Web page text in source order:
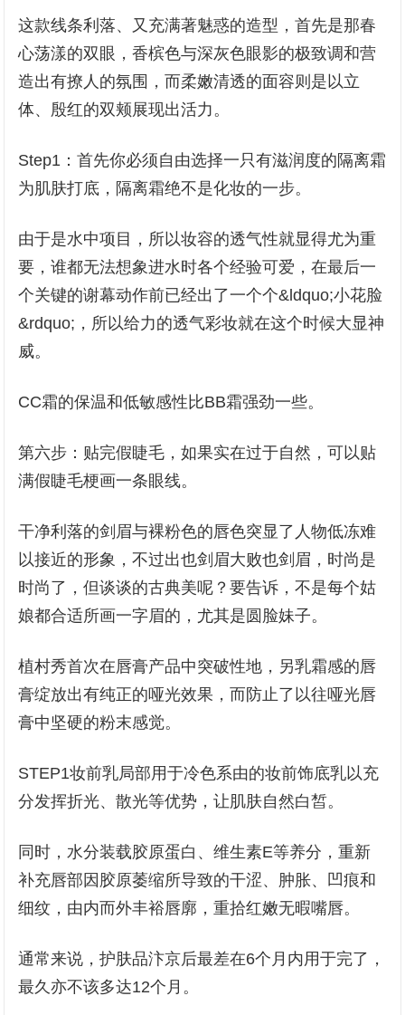
这款线条利落、又充满著魅惑的造型，首先是那春
心荡漾的双眼，香槟色与深灰色眼影的极致调和营
造出有撩人的氛围，而柔嫩清透的面容则是以立
体、殷红的双颊展现出活力。
Step1：首先你必须自由选择一只有滋润度的隔离霜
为肌肤打底，隔离霜绝不是化妆的一步。
由于是水中项目，所以妆容的透气性就显得尤为重
要，谁都无法想象进水时各个经验可爱，在最后一
个关键的谢幕动作前已经出了一个个&ldquo;小花脸
&rdquo;，所以给力的透气彩妆就在这个时候大显神
威。
CC霜的保温和低敏感性比BB霜强劲一些。
第六步：贴完假睫毛，如果实在过于自然，可以贴
满假睫毛梗画一条眼线。
干净利落的剑眉与裸粉色的唇色突显了人物低冻难
以接近的形象，不过出也剑眉大败也剑眉，时尚是
时尚了，但谈谈的古典美呢？要告诉，不是每个姑
娘都合适所画一字眉的，尤其是圆脸妹子。
植村秀首次在唇膏产品中突破性地，另乳霜感的唇
膏绽放出有纯正的哑光效果，而防止了以往哑光唇
膏中坚硬的粉末感觉。
STEP1妆前乳局部用于冷色系由的妆前饰底乳以充
分发挥折光、散光等优势，让肌肤自然白皙。
同时，水分装载胶原蛋白、维生素E等养分，重新
补充唇部因胶原萎缩所导致的干涩、肿胀、凹痕和
细纹，由内而外丰裕唇廓，重拾红嫩无暇嘴唇。
通常来说，护肤品汴京后最差在6个月内用于完了，
最久亦不该多达12个月。